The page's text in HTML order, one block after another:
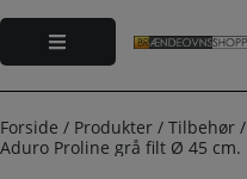
indholdet
Forside / Produkter / Tilbehør /
Aduro Proline grå filt Ø 45 cm.